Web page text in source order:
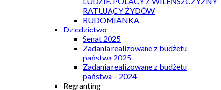
RATUJĄCY ŻYDÓW
RUDOMIANKA
Dziedzictwo
Senat 2025
Zadania realizowane z budżetu
państwa 2025
Zadania realizowane z budżetu
państwa – 2024
Regranting